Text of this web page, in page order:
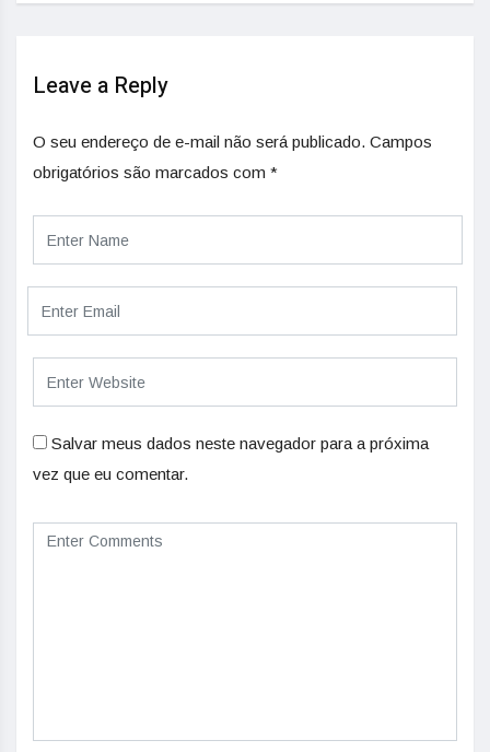
Leave a Reply
O seu endereço de e-mail não será publicado. Campos
obrigatórios são marcados com *
Salvar meus dados neste navegador para a próxima
vez que eu comentar.